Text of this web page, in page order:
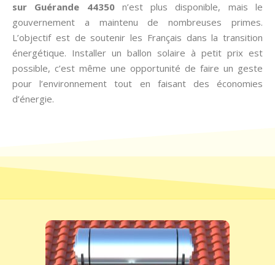
sur Guérande 44350n’est plus disponible, mais le
gouvernement a maintenu de nombreuses primes.
L’objectif est de soutenir les Français dans la transition
énergétique. Installer un ballon solaire à petit prix est
possible, c’est même une opportunité de faire un geste
pour l’environnement tout en faisant des économies
d’énergie.